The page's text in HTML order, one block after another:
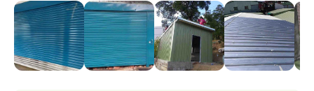
品質保證，幾乎接洽過的客戶有需要都會再回顧